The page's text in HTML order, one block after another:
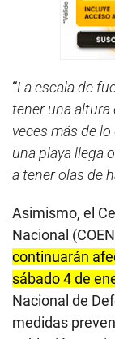
“La escala de
tener una altura
veces más de lo
una playa llega
a tener olas de
Asimismo, el
Nacional
continuarán
sábado 4 de
Nacional de
medidas